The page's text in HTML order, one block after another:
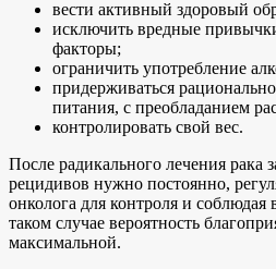
вести активный здоровый
исключить вредные
факторы;
ограничить употребление
придерживаться
питания, с преобладанием
контролировать свой вес.
После радикального лечения рака
рецидивов нужно постоянно,
онколога для контроля и соблюдая
таком случае вероятность
максимальной.